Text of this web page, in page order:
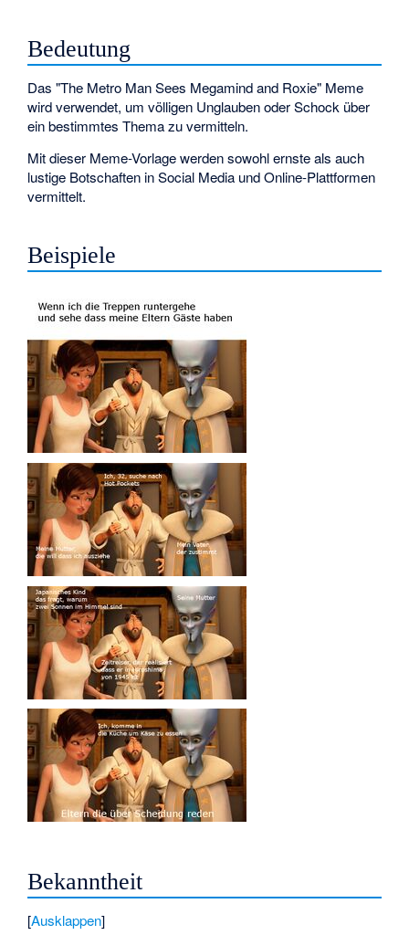
Bedeutung
Das "The Metro Man Sees Megamind and Roxie" Meme
wird verwendet, um völligen Unglauben oder Schock über
ein bestimmtes Thema zu vermitteln.
Mit dieser Meme-Vorlage werden sowohl ernste als auch
lustige Botschaften in Social Media und Online-Plattformen
vermittelt.
Beispiele
Bekanntheit
Ausklappen